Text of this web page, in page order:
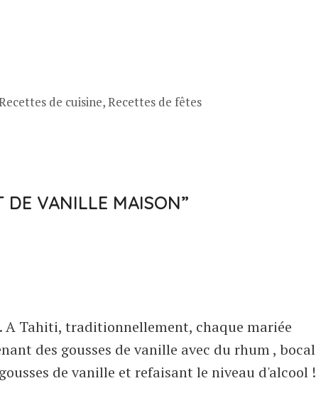
de cuisine,Recettes de fêtes
DE VANILLE MAISON”
A Tahiti, traditionnellement, chaque mariée
des gousses de vanille avec du rhum , bocal
de vanille et refaisant le niveau d'alcool !